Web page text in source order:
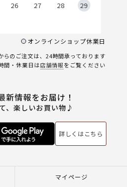
26 27 28
29
オンラインショップ休業日
らのご注文は、24時間承っております
間・休業日は店舗情報をご覧ください
新情報をお届け！
、楽しいお買い物♪
詳しくはこちら
マイページ